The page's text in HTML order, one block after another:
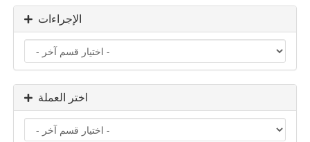
الإجراءات
اختر العملة